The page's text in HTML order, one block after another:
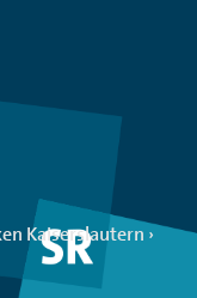
Kaiserslautern